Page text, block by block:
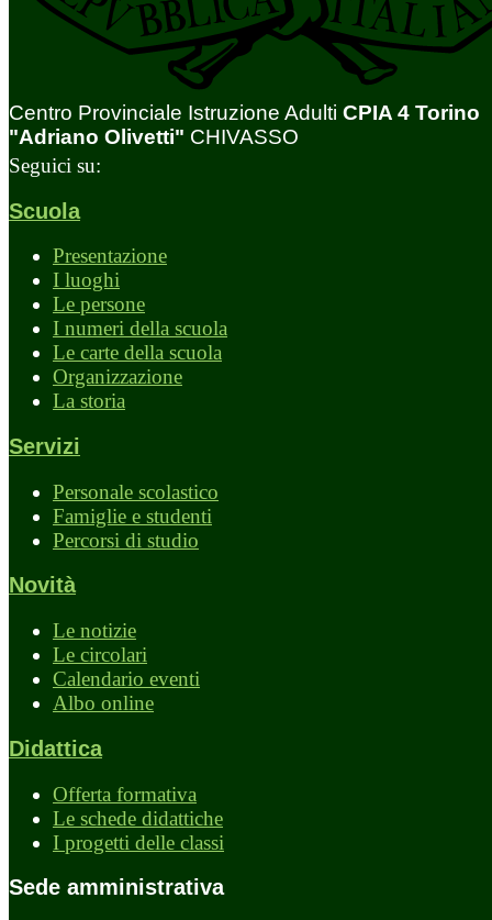
Centro Provinciale Istruzione Adulti CPIA 4 Torino
"Adriano Olivetti" CHIVASSO
Seguici su:
Scuola
Presentazione
I luoghi
Le persone
I numeri della scuola
Le carte della scuola
Organizzazione
La storia
Servizi
Personale scolastico
Famiglie e studenti
Percorsi di studio
Novità
Le notizie
Le circolari
Calendario eventi
Albo online
Didattica
Offerta formativa
Le schede didattiche
I progetti delle classi
Sede amministrativa